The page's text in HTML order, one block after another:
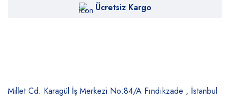
Ücretsiz Kargo
Millet Cd. Karagül İş Merkezi No:84/A Fındıkzade , İstanbul